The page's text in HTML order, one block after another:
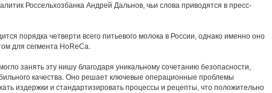
Россельхозбанка Андрей Дальнов, чьи слова приводятся в пресс-
порядка четверти всего питьевого молока в России, однако именно оно
для сегмента HoReCa.
занять эту нишу благодаря уникальному сочетанию безопасности,
качества. Оно решает ключевые операционные проблемы
издержки и стандартизировать процессы и рецепты, что положительно